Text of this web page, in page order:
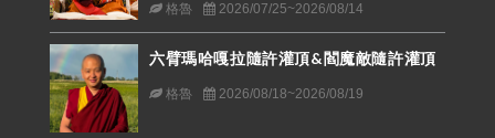
格魯 2026/07/25~2026/08/14
六臂瑪哈嘎拉隨許灌頂&閻魔敵隨許灌頂
格魯 2026/08/18~2026/08/19